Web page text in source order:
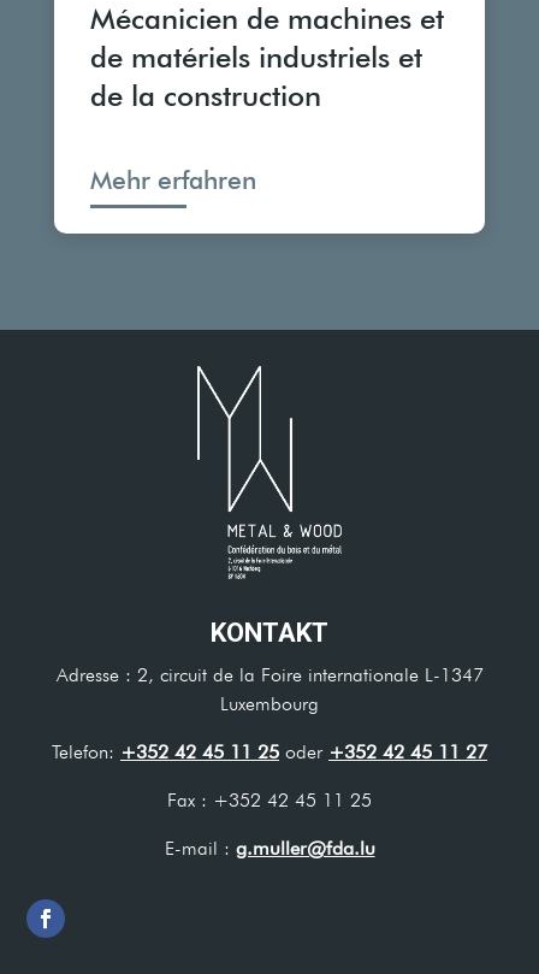
Mécanicien de machines et
de matériels industriels et
de la construction
Mehr erfahren
KONTAKT
Adresse : 2, circuit de la Foire internationale L-1347
Luxembourg
Telefon: +352 42 45 11 25 oder +352 42 45 11 27
Fax : +352 42 45 11 25
E-mail : g.muller@fda.lu